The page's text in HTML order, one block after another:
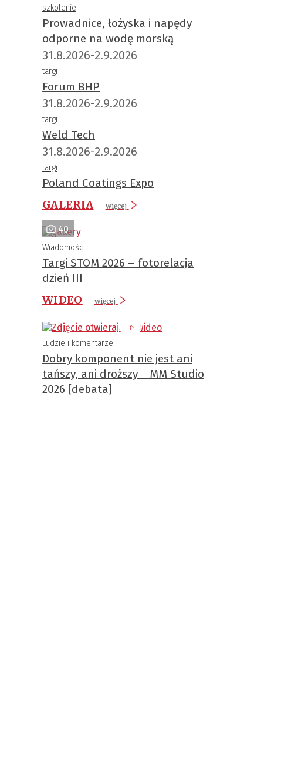
szkolenie
Prowadnice, łożyska i napędy
odporne na wodę morską
31.8.2026-2.9.2026
targi
Forum BHP
31.8.2026-2.9.2026
targi
Weld Tech
31.8.2026-2.9.2026
targi
Poland Coatings Expo
GALERIA
więcej
40
Wiadomości
Targi STOM 2026 – fotorelacja
dzień III
WIDEO
więcej
Ludzie i komentarze
Dobry komponent nie jest ani
tańszy, ani droższy ‒ MM Studio
2026 [debata]